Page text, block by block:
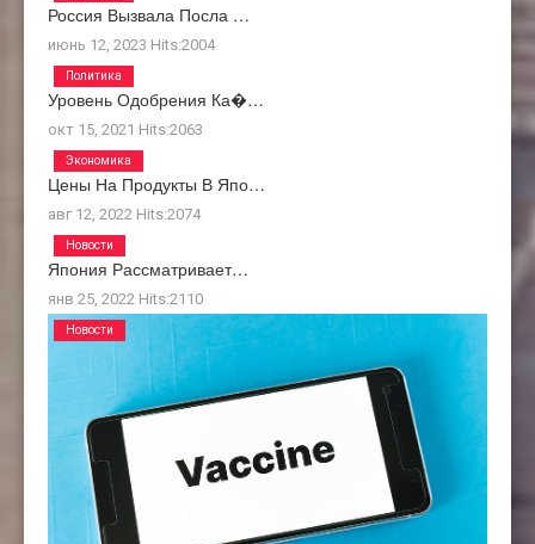
Россия Вызвала Посла …
июнь 12, 2023 Hits:2004
Уровень Одобрения Ка�…
окт 15, 2021 Hits:2063
Политика
Цены На Продукты В Япо…
авг 12, 2022 Hits:2074
Экономика
Япония Рассматривает…
янв 25, 2022 Hits:2110
Новости
Новости